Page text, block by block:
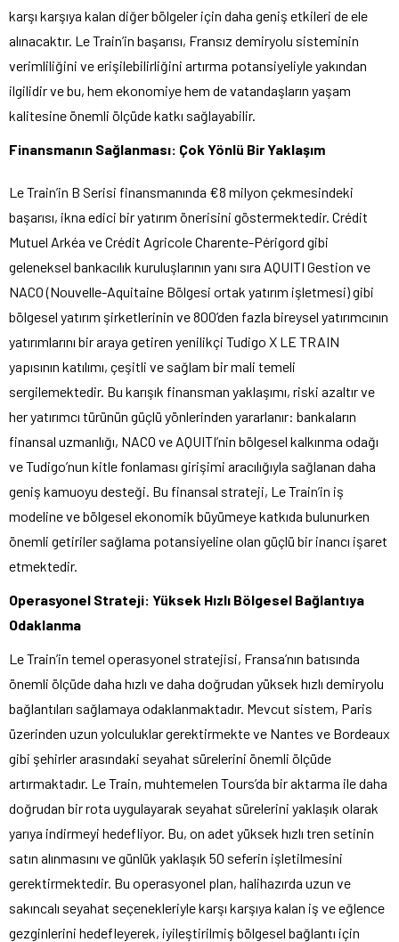
karşı karşıya kalan diğer bölgeler için daha geniş etkileri de ele
alınacaktır. Le Train’in başarısı, Fransız demiryolu sisteminin
verimliliğini ve erişilebilirliğini artırma potansiyeliyle yakından
ilgilidir ve bu, hem ekonomiye hem de vatandaşların yaşam
kalitesine önemli ölçüde katkı sağlayabilir.
Finansmanın Sağlanması: Çok Yönlü Bir Yaklaşım
Le Train’in B Serisi finansmanında €8 milyon çekmesindeki
başarısı, ikna edici bir yatırım önerisini göstermektedir. Crédit
Mutuel Arkéa ve Crédit Agricole Charente-Périgord gibi
geleneksel bankacılık kuruluşlarının yanı sıra AQUITI Gestion ve
NACO (Nouvelle-Aquitaine Bölgesi ortak yatırım işletmesi) gibi
bölgesel yatırım şirketlerinin ve 800’den fazla bireysel yatırımcının
yatırımlarını bir araya getiren yenilikçi Tudigo X LE TRAIN
yapısının katılımı, çeşitli ve sağlam bir mali temeli
sergilemektedir. Bu karışık finansman yaklaşımı, riski azaltır ve
her yatırımcı türünün güçlü yönlerinden yararlanır: bankaların
finansal uzmanlığı, NACO ve AQUITI’nin bölgesel kalkınma odağı
ve Tudigo’nun kitle fonlaması girişimi aracılığıyla sağlanan daha
geniş kamuoyu desteği. Bu finansal strateji, Le Train’in iş
modeline ve bölgesel ekonomik büyümeye katkıda bulunurken
önemli getiriler sağlama potansiyeline olan güçlü bir inancı işaret
etmektedir.
Operasyonel Strateji: Yüksek Hızlı Bölgesel Bağlantıya
Odaklanma
Le Train’in temel operasyonel stratejisi, Fransa’nın batısında
önemli ölçüde daha hızlı ve daha doğrudan yüksek hızlı demiryolu
bağlantıları sağlamaya odaklanmaktadır. Mevcut sistem, Paris
üzerinden uzun yolculuklar gerektirmekte ve Nantes ve Bordeaux
gibi şehirler arasındaki seyahat sürelerini önemli ölçüde
artırmaktadır. Le Train, muhtemelen Tours’da bir aktarma ile daha
doğrudan bir rota uygulayarak seyahat sürelerini yaklaşık olarak
yarıya indirmeyi hedefliyor. Bu, on adet yüksek hızlı tren setinin
satın alınmasını ve günlük yaklaşık 50 seferin işletilmesini
gerektirmektedir. Bu operasyonel plan, halihazırda uzun ve
sakıncalı seyahat seçenekleriyle karşı karşıya kalan iş ve eğlence
gezginlerini hedefleyerek, iyileştirilmiş bölgesel bağlantı için